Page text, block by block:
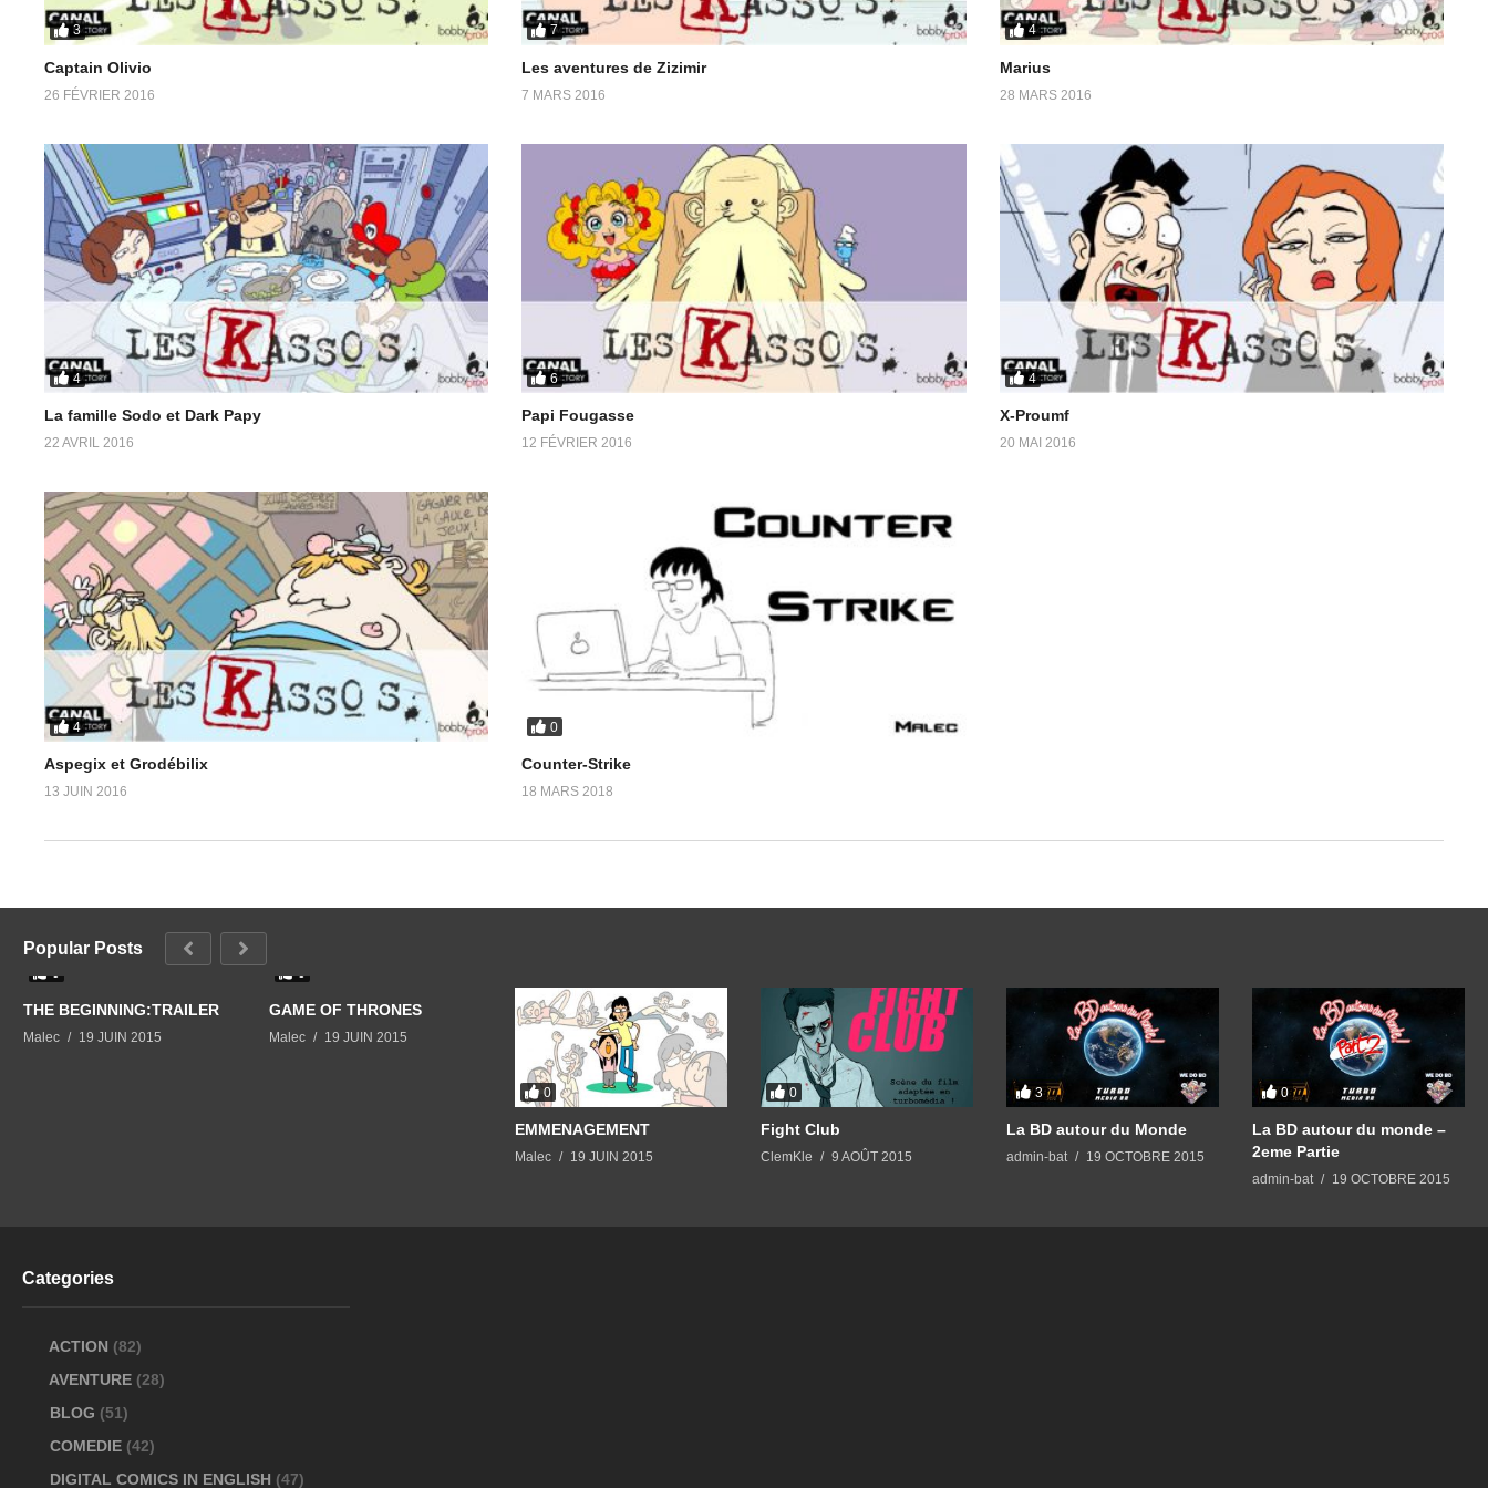
Marius
La famille Sodo et Dark Papy
3
Captain Olivio
26 FÉVRIER 2016
7
Les aventures de Zizimir
7 MARS 2016
4
Marius
28 MARS 2016
4
La famille Sodo et Dark Papy
22 AVRIL 2016
6
Papi Fougasse
12 FÉVRIER 2016
4
X-Proumf
20 MAI 2016
4
Aspegix et Grodébilix
13 JUIN 2016
0
Counter-Strike
18 MARS 2018
Popular Posts
THE BEGINNING:TRAILER
Malec 19 JUIN 2015
GAME OF THRONES
Malec 19 JUIN 2015
0
EMMENAGEMENT
Malec 19 JUIN 2015
0
Fight Club
ClemKle 9 AOÛT 2015
3
La BD autour du Monde
admin-bat 19 OCTOBRE 2015
0
La BD autour du monde –
2eme Partie
admin-bat 19 OCTOBRE 2015
Categories
ACTION (82)
AVENTURE (28)
BLOG (51)
COMEDIE (42)
DIGITAL COMICS IN ENGLISH (47)